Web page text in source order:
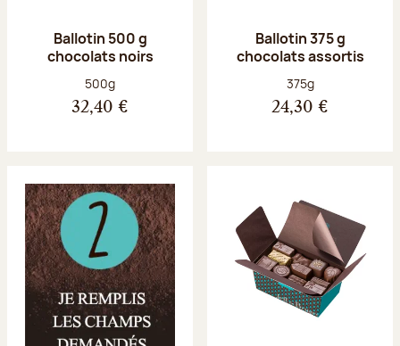
Ballotin 500 g
chocolats noirs
Poids net :
500g
32,40 €
Ballotin 375 g
chocolats assortis
Poids net :
375g
24,30 €